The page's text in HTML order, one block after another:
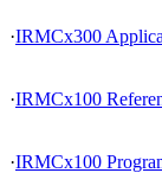
·IRMCx300
·IRMCx100
·IRMCx100